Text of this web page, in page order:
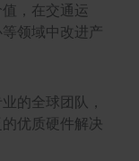
，在交通运
领域中改进产
的全球团队，
优质硬件解决